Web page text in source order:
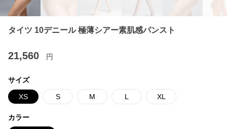
タイツ 10デニール 極薄シアー素肌感パンスト
21,560 円
サイズ
XS S M L XL
カラー